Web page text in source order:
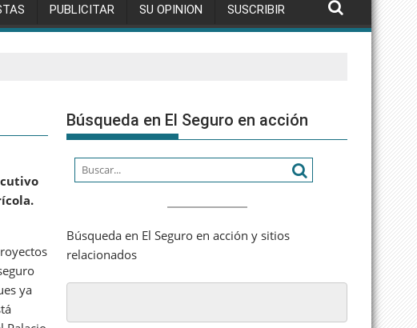
PUBLICITAR SU OPINION SUSCRIBIR
ya
Búsqueda en El Seguro en acción
Búsqueda en El Seguro en acción y sitios
relacionados